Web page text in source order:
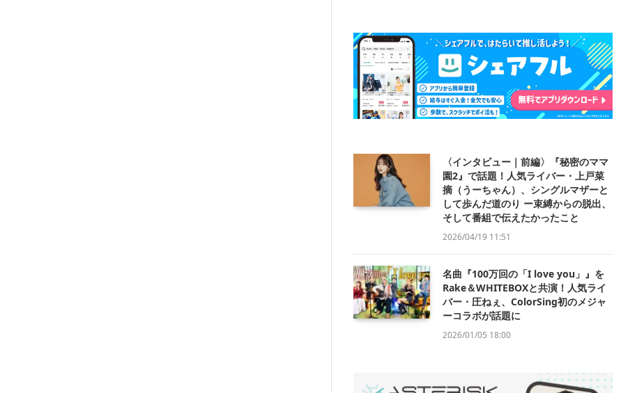
〈インタビュー｜前編〉『秘密のママ
園2』で話題！人気ライバー・上戸菜
摘（うーちゃん）、シングルマザーと
して歩んだ道のり ー束縛からの脱出、
そして番組で伝えたかったこと
2026/04/19 11:51
名曲『100万回の「I love you」』を
Rake＆WHITEBOXと共演！人気ライ
バー・圧ねぇ、ColorSing初のメジャ
ーコラボが話題に
2026/01/05 18:00